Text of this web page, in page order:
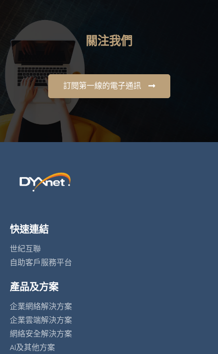
關注我們
訂閱第一線的電子通訊
快速連結
世紀互聯
自助客戶服務平台
產品及方案
企業網絡解決方案
企業雲端解決方案
網絡安全解決方案
AI及其他方案